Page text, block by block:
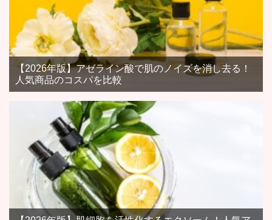
【2026年版】アゼライン酸で肌のノイズを消し去る！
人気商品のコスパを比較